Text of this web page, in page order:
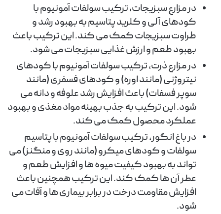
در مزارع سبزیجات، ترکیب سولفات آمونیوم با
کودهای آلی و کلرید پتاسیم به بهبود رشد و
طراوت سبزیجات کمک می کند. این ترکیب باعث
بهبود طعم و ارزش غذایی سبزیجات می شود.
در مزارع ذرت، ترکیب سولفات آمونیوم با کودهای
نیتروژنی (مانند اوره) و کودهای فسفری (مانند
سوپر فسفات) باعث افزایش رشد علوفه و دانه می
شود. این ترکیب به جذب بهینه مواد مغذی و بهبود
عملکرد محصول کمک می کند.
در باغ انگور، ترکیب سولفات آمونیوم با پتاسیم
سولفات و کودهای میکرو (مانند روی و منگنز) می
تواند به بهبود کیفیت میوه ها و افزایش طعم و
عطر آن ها کمک کند. این ترکیب همچنین باعث
افزایش مقاومت درخت در برابر بیماری ها و آفات می
شود.